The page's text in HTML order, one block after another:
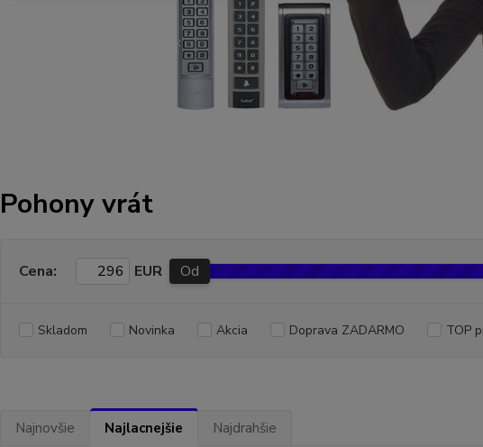
Pohony vrát
Cena: EUR Od
Skladom Novinka Akcia Doprava ZADARMO TOP
Najnovšie Najlacnejšie Najdrahšie